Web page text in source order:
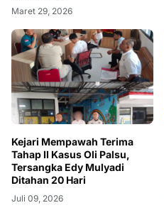
Maret 29, 2026
Kejari Mempawah Terima
Tahap II Kasus Oli Palsu,
Tersangka Edy Mulyadi
Ditahan 20 Hari
Juli 09, 2026